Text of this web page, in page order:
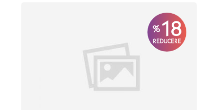
%18
REDUCERE